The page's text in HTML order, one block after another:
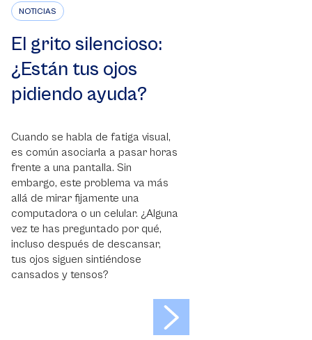
NOTICIAS
El grito silencioso:
¿Están tus ojos
pidiendo ayuda?
Cuando se habla de fatiga visual,
es común asociarla a pasar horas
frente a una pantalla. Sin
embargo, este problema va más
allá de mirar fijamente una
computadora o un celular. ¿Alguna
vez te has preguntado por qué,
incluso después de descansar,
tus ojos siguen sintiéndose
cansados y tensos?